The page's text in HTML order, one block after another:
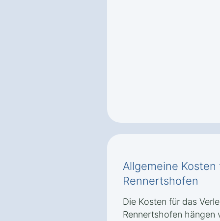
Allgemeine
Rennertshofen
Die Kosten für das
Rennertshofen hängen